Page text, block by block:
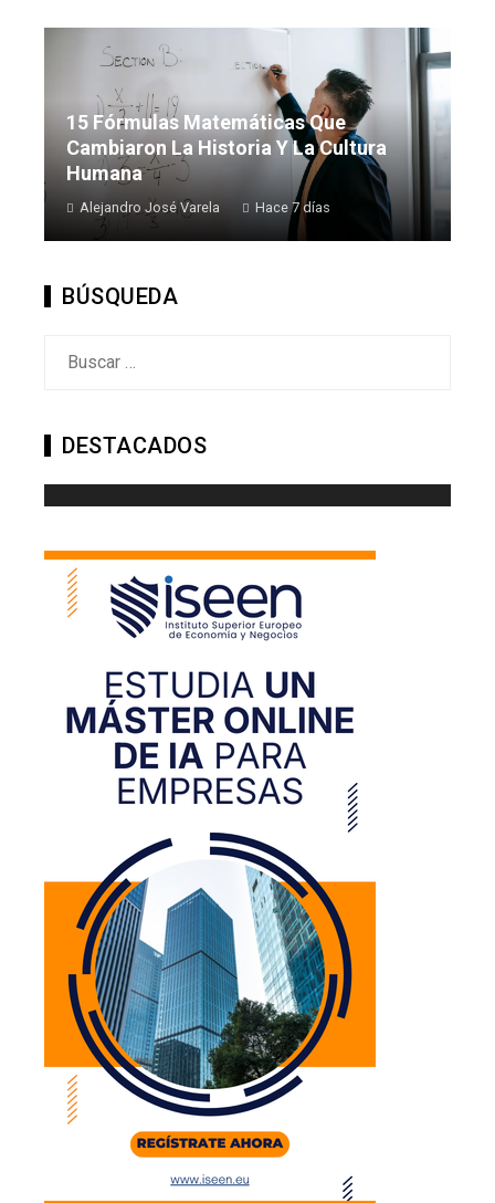
15 Fórmulas Matemáticas Que
Cambiaron La Historia Y La Cultura
Humana
Alejandro José Varela Hace 7 días
BÚSQUEDA
DESTACADOS